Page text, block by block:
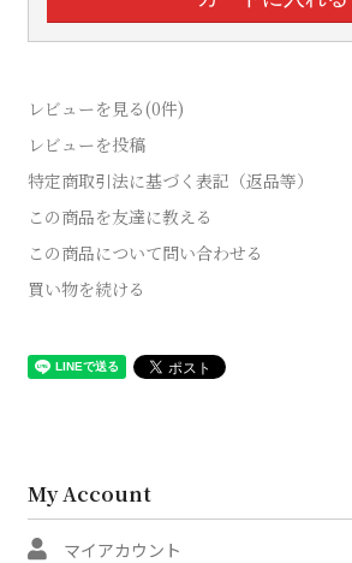
レビューを見る(0件)
レビューを投稿
特定商取引法に基づく表記（返品等）
この商品を友達に教える
この商品について問い合わせる
買い物を続ける
My Account
マイアカウント